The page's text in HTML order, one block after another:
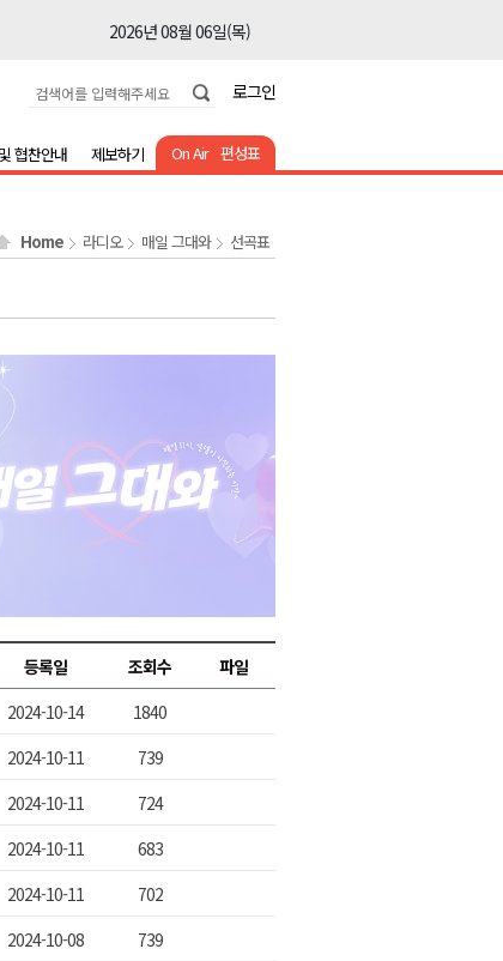
2026년 08월 06일(목)
2026년 08월 06일(목)
2026년 08월 06일(목)
2026년 08월 06일(목)
2026년 08월 06일(목)
2026년 08월 06일(목)
2026년 08월 06일(목)
2026년 08월 06일(목)
2026년 08월 06일(목)
2026년 08월 06일(목)
로그인
On Air 편성표
협찬안내 제보하기
Home 라디오 매일 그대와 선곡표
등록일 조회수
파일
2024-10-14
1840
2024-10-11
739
2024-10-11
724
2024-10-11
683
2024-10-11
702
2024-10-08
739